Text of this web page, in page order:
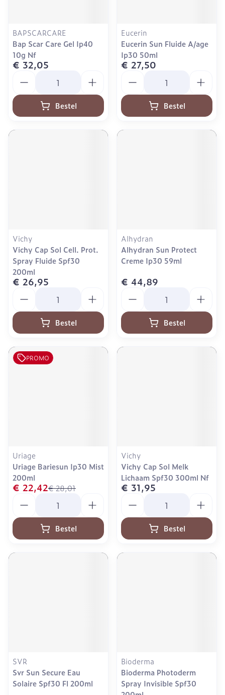
BAPSCARCARE
Bap Scar Care Gel Ip40
10g Nf
€ 32,05
Bestel
Eucerin
Eucerin Sun Fluide A/age
Ip30 50ml
€ 27,50
Bestel
Vichy
Vichy Cap Sol Cell. Prot.
Spray Fluide Spf30
200ml
€ 26,95
Bestel
Alhydran
Alhydran Sun Protect
Creme Ip30 59ml
€ 44,89
Bestel
PROMO
Uriage
Uriage Bariesun Ip30 Mist
200ml
€ 28,01
€ 22,42
Bestel
Vichy
Vichy Cap Sol Melk
Lichaam Spf30 300ml Nf
€ 31,95
Bestel
SVR
Svr Sun Secure Eau
Solaire Spf30 Fl 200ml
Bioderma
Bioderma Photoderm
Spray Invisible Spf30